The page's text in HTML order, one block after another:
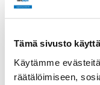
Tämä sivusto
Käytämme
räätälöimiseen,
Myötäpäivään roottoriin
päin katsottuna
Moottorin malli